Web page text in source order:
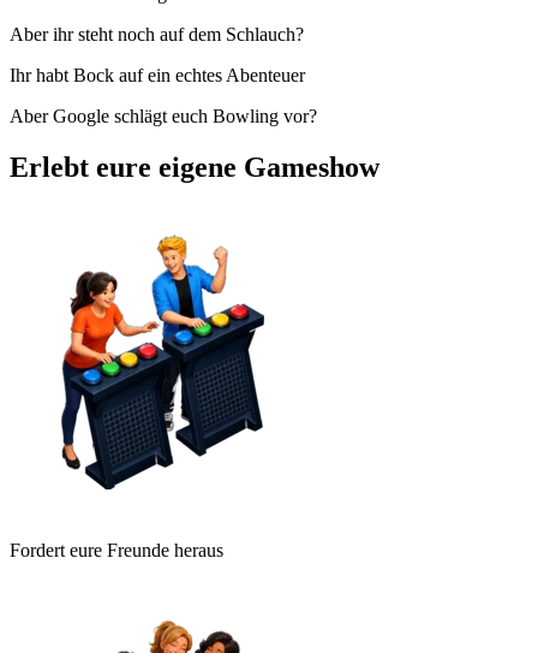
Aber ihr steht noch auf dem Schlauch?
Ihr habt Bock auf ein echtes Abenteuer
Aber Google schlägt euch Bowling vor?
Erlebt eure eigene Gameshow
Fordert eure Freunde heraus